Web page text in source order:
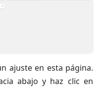
ajuste en esta página.
abajo y haz clic en